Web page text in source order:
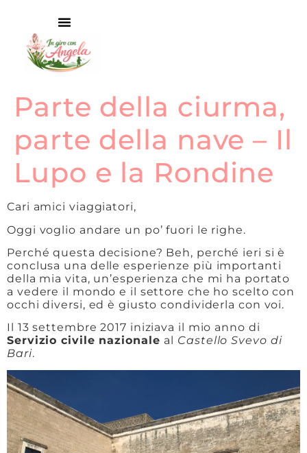
Parte della ciurma,
parte della nave – Il
Lupo e la Rondine
Cari amici viaggiatori,
Oggi voglio andare un po’ fuori le righe.
Perché questa decisione? Beh, perché ieri si è
conclusa una delle esperienze più importanti
della mia vita, un’esperienza che mi ha portato
a vedere il mondo e il settore che ho scelto con
occhi diversi, ed è giusto condividerla con voi.
Il 13 settembre 2017 iniziava il mio anno di
Servizio civile nazionale al Castello Svevo di
Bari.